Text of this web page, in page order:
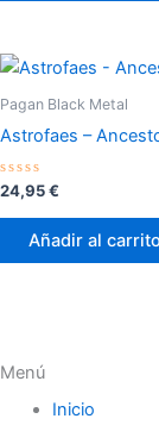
Pagan Black Metal
Astrofaes –
Valorado
con
0
24,95€
Añadir al carrito
Menú
Inicio